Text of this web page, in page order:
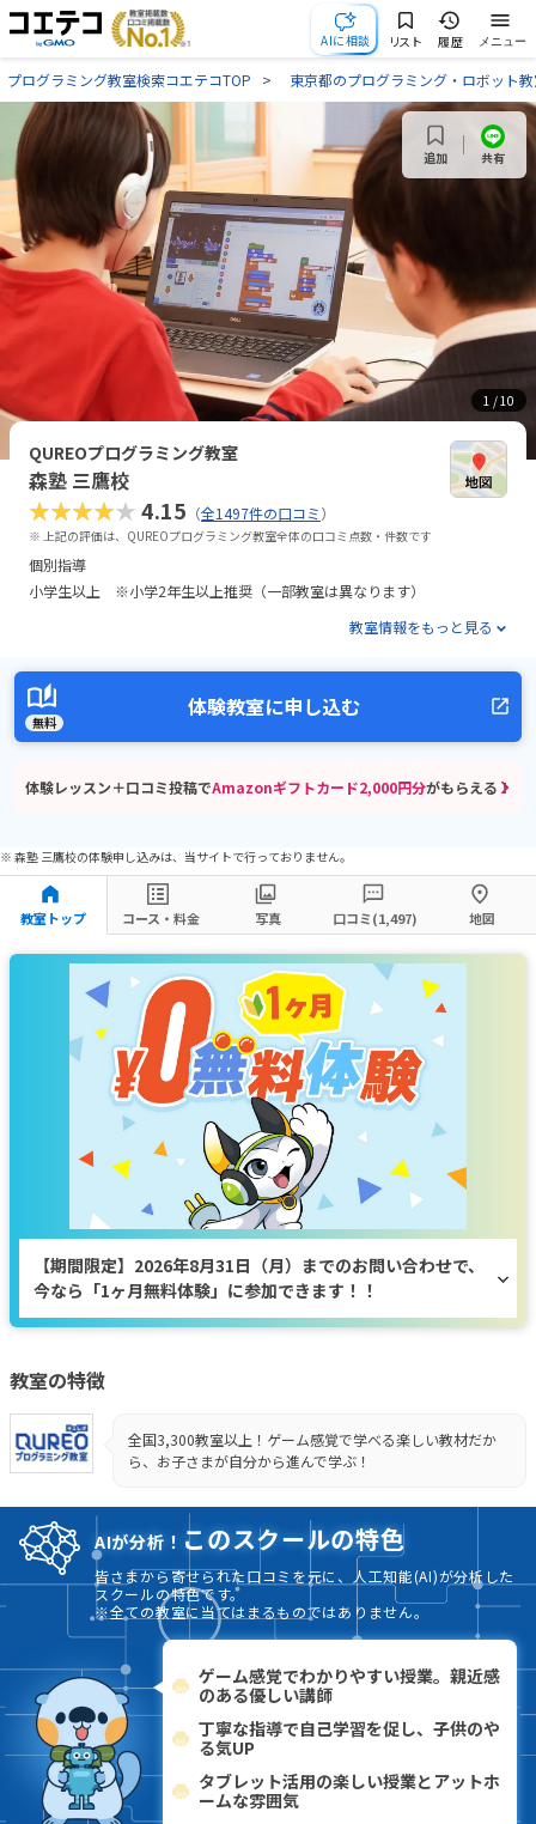
AIに相談 リスト 履歴 メニュー
プログラミング教室検索コエテコTOP 東京都のプログラミング・ロボット
1 / 10
追加 共有
QUREOプログラミング教室
森塾 三鷹校
★★★★★4.15 （全1497件の口コミ）
※ 上記の評価は、QUREOプログラミング教室全体の口コミ点数・件数です
個別指導
小学生以上 ※小学2年生以上推奨（一部教室は異なります）
教室情報をもっと見る
無料
体験教室に申し込む
体験レッスン＋口コミ投稿でAmazonギフトカード2,000円分がもらえる！
※ 森塾 三鷹校の体験申し込みは、当サイトで行っておりません。
教室トップ コース・料金 写真 口コミ(1,497) 地図
【期間限定】2026年8月31日（月）までのお問い合わせで、
今なら「1ヶ月無料体験」に参加できます！！
教室の特徴
全国3,300教室以上！ゲーム感覚で学べる楽しい教材だか
ら、お子さまが自分から進んで学ぶ！
AIが分析！ このスクールの特色
皆さまから寄せられた口コミを元に、人工知能(AI)が分析した
スクールの特色です。
※全ての教室に当てはまるものではありません。
ゲーム感覚でわかりやすい授業。親近感
のある優しい講師
丁寧な指導で自己学習を促し、子供のや
る気UP
タブレット活用の楽しい授業とアットホ
ームな雰囲気